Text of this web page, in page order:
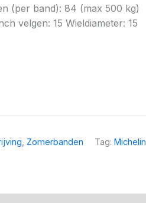
(per band): 84 (max 500 kg)
velgen: 15 Wieldiameter: 15
Zomerbanden Tag: Michelin